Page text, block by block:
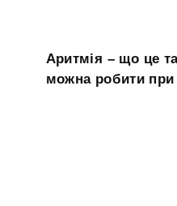
Аритмія – що це
можна робити при